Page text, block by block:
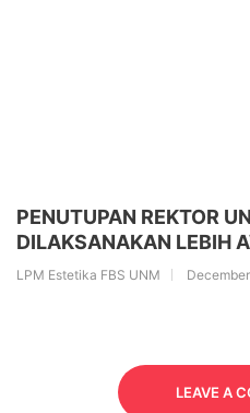
PENUTUPAN REKTOR
DILAKSANAKAN LEBIH
LPM Estetika FBS UNM
LEAVE A